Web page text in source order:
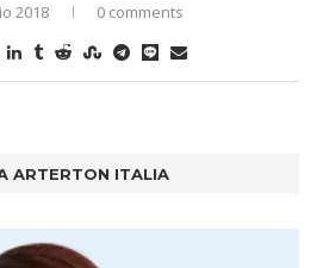
2018 0 comments
ARTERTON ITALIA